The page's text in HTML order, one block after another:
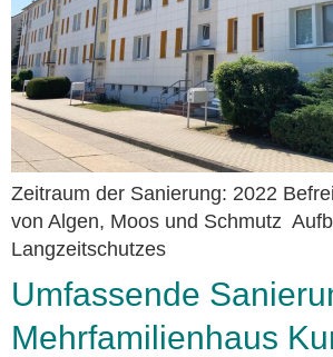
Zeitraum der Sanierung: 2022
von Algen, Moos und Schmutz
Langzeitschutzes
Umfassende
Mehrfamilienhaus